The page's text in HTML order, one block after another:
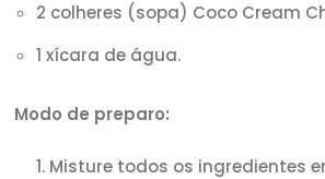
2 colheres (sopa) Coco Cream
1 xícara de água.
Modo de preparo:
Misture todos os ingredientes